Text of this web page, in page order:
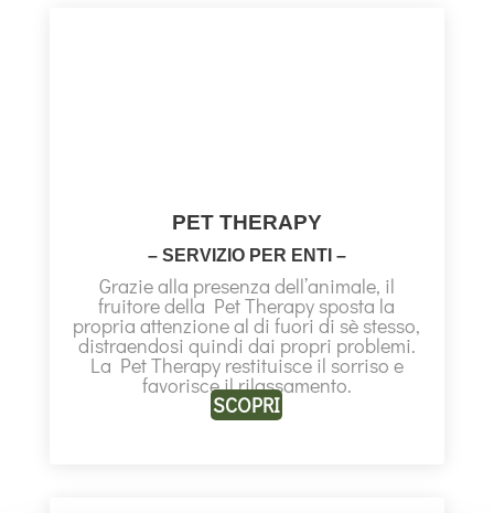
PET THERAPY
– SERVIZIO PER ENTI –
Grazie alla presenza dell’animale, il
fruitore della Pet Therapy sposta la
propria attenzione al di fuori di sè stesso,
distraendosi quindi dai propri problemi.
La Pet Therapy restituisce il sorriso e
favorisce il rilassamento.
SCOPRI